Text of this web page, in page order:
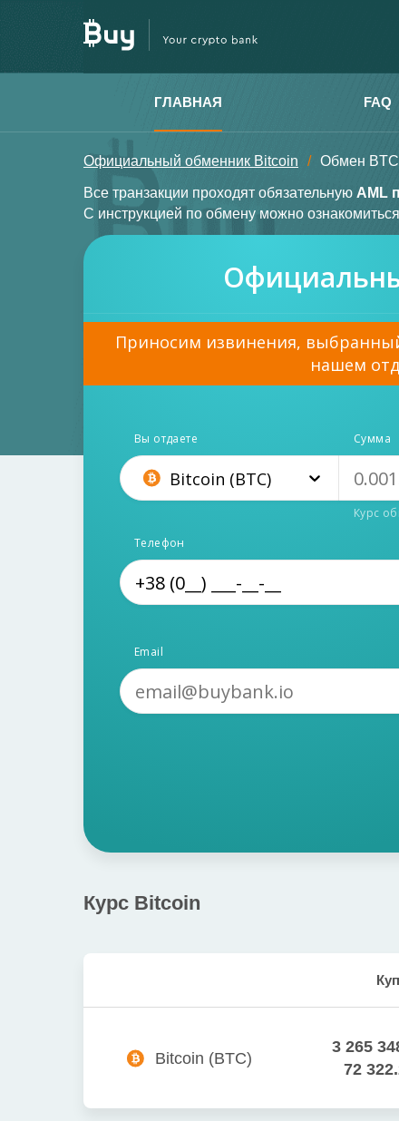
ГЛАВНАЯ FAQ
Официальный обменник Bitcoin Обмен
Все транзакции проходят обязательную AML
С инструкцией по обмену можно ознакомиться
Приносим извинения,
нашем
Вы отдаете
Bitcoin (BTC)
Сумма
Курс
Телефон
Email
Курс Bitcoin
Bitcoin (BTC)
3 265
72